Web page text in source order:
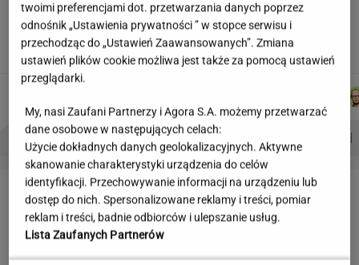
Ciągnie cię do niedostępnych osób?
Psychologia mówi o powodach
PROBLEMY POLSKICH SIATKARZY ZNAK Z '30'
LETNIE OKAZJE
twoimi preferencjami dot. przetwarzania danych poprzez
odnośnik „Ustawienia prywatności ” w stopce serwisu i
przechodząc do „Ustawień Zaawansowanych”. Zmiana
ustawień plików cookie możliwa jest także za pomocą ustawień
przeglądarki.
My, nasi Zaufani Partnerzy i Agora S.A. możemy przetwarzać
dane osobowe w następujących celach:
Użycie dokładnych danych geolokalizacyjnych. Aktywne
skanowanie charakterystyki urządzenia do celów
identyfikacji. Przechowywanie informacji na urządzeniu lub
dostęp do nich. Spersonalizowane reklamy i treści, pomiar
reklam i treści, badnie odbiorców i ulepszanie usług.
Lista Zaufanych Partnerów